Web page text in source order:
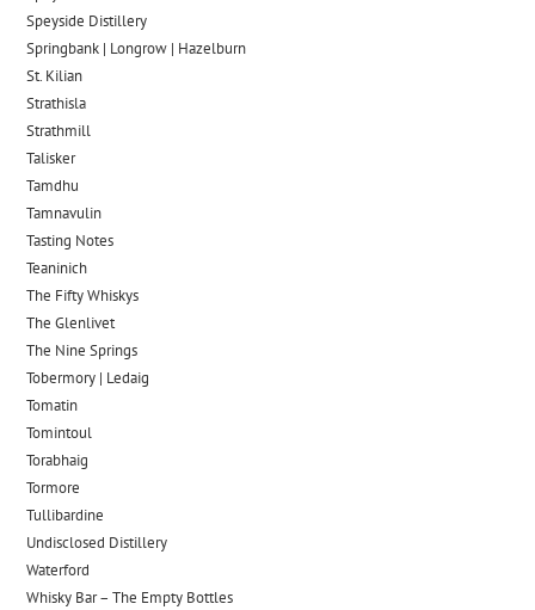
Speyside Distillery
Springbank | Longrow | Hazelburn
St. Kilian
Strathisla
Strathmill
Talisker
Tamdhu
Tamnavulin
Tasting Notes
Teaninich
The Fifty Whiskys
The Glenlivet
The Nine Springs
Tobermory | Ledaig
Tomatin
Tomintoul
Torabhaig
Tormore
Tullibardine
Undisclosed Distillery
Waterford
Whisky Bar – The Empty Bottles